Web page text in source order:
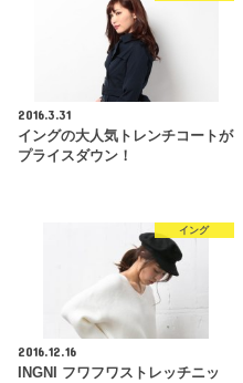
2016.3.31
イングの大人気トレンチコートが
プライスダウン！
イング
2016.12.16
INGNI フワフワストレッチニッ